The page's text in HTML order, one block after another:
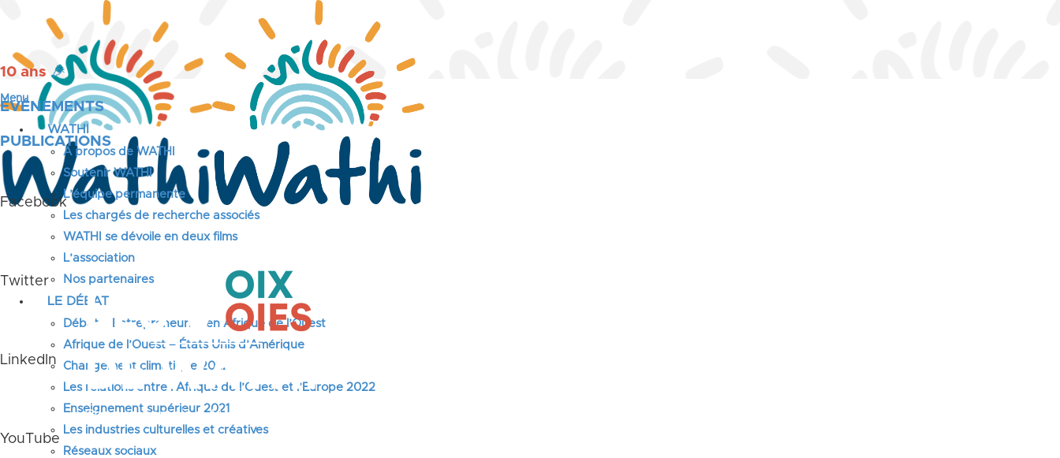
10 ans 🎉
ÉVÉNEMENTS
PUBLICATIONS
Facebook
Twitter
LinkedIn
YouTube
Menu
WATHI
A propos de WATHI
Soutenir WATHI
L’équipe permanente
Les chargés de recherche associés
WATHI se dévoile en deux films
L’association
Nos partenaires
LE DÉBAT
Débat – Entrepreneuriat en Afrique de l’Ouest
Afrique de l’Ouest – États Unis d’Amérique
Changement climatique 2022
Les relations entre l’Afrique de l’Ouest et l’Europe 2022
Enseignement supérieur 2021
Les industries culturelles et créatives
Réseaux sociaux
Chaque semaine, WATHI propose une analyse des grandes questions africaines. En cinq minutes ou un peu plus, nous revenons sur